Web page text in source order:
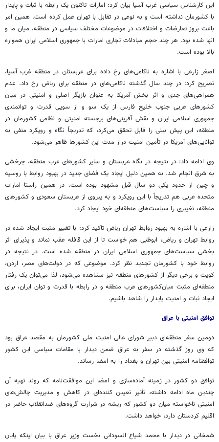
این کارشناس سیاسی غرب آسیا بیان کرد: امارات تاکنون یک رابطه با ثبات و پایدار
با کشورمان نداشته است و به نوعی در تقابل با تهران عمل کرده است. همین امر
باعث بروز تعارضات و اختلافات در موضوعات مختلف سیاسی در منطقه، میان ما و
انها شده بود. هر چند حجم مبادلات تجاری امارات با جمهوری اسلامی ایران همواره
بالا بوده است.
اصغر زارعی با اشاره به ناکامی‌های رخ داده برای عربستان در منطقه غرب آسیا،
تصریح کرد: در چند سال گذشته ناکامی‌های در منطقه برای ریاض رخ داد. عدم
همراهی‌های جدی و اثر بخش آمریکا به عنوان بازیگر اصلی و امنیتی در میان
کشورهای عربی جنوب خلیج فارس از یک سو و از سویی قدرت و توانمندی
جمهوری اسلامی ایران و نقش آفرینی‌های برجسته امنیتی و نظامی کشورمان در
منطقه، این پیش بینی را قابل تحقق می‌کرد، که تدریجاً نگاه و رویکرد منفی به
توانایی‌های آمریکا در تأمین امنیت دراز مدت این کشورها ظاهر می‌شود.
وی ادامه داد: در نتیجه در نگاه عربستان و سایر کشورهای عرب منطقه، چرخشی
به شرق انجام شد. به همین دلیل ایجاد یک فضای جدید در بهبود روابط با روسیه
و چین از حدود یکی دو سال قبل مشهود بوده است. در همین راستا امارات
متحده عربی هم تدریجاً با این رویکرد و به پیروی از عربستان سعودی و کشورهای
منطقه، تغییری را سیاست‌های منطقه‌ای خود ایجاد کرد.
زارعی با اشاره به بهبود روابط تهران ریاض تاکید کرد: با تغییر مثبت ایجاد شده در
روابط تهران و ریاض، ابوظبی هم خواست تا از این قافله عقب نماند و پذیرای اثر
بخشی سیاست‌های جمهوری اسلامی ایران در منطقه شده است. در نتیجه در
روابط خود با کشورمان تجدید نظر کرد. موضوعی که در دولت‌های مصر، اردن،
کویت و برخی دیگر از کشورهای منطقه نیز مشاهده می‌شود، لذا می‌توان یک رفتار
منطقه‌ای مثبت میان‌کشورهای عرب منطقه و در رابطه با قدرت و توان ایران، برای
ایجاد ثبات و امنیت پایدار را شاهد باشیم.
توافق امنیتی با عراق
دومین سفر منطقه‌ای دبیر شورای عالی امنیت ملی کشورمان به مقصد عراق بود
که وی روز گذشته در سفر به عراق ضمن دیدار با مقامات سیاسی این کشور
توافقنامه امنیتی بین تهران و بغداد را به امضا رساند.
توافق دو کشور در زمینه آماده‌سازی و امضا این موافقت‌نامه که روند تهیه آن
چندین ماه ادامه داشته، تأثیر تعیین کننده‌ای در کاهش و مدیریت چالش‌های
امنیتی ناخواسته میان دو کشور که ریشه در شرارت گروه‌های ضدانقلاب حاضر در
اقلیم کردستان دارد، خواهد داشت.
شمخانی در دیدار با محمد شیاع السودانی نخست وزیر عراق با بیان اینکه پایان